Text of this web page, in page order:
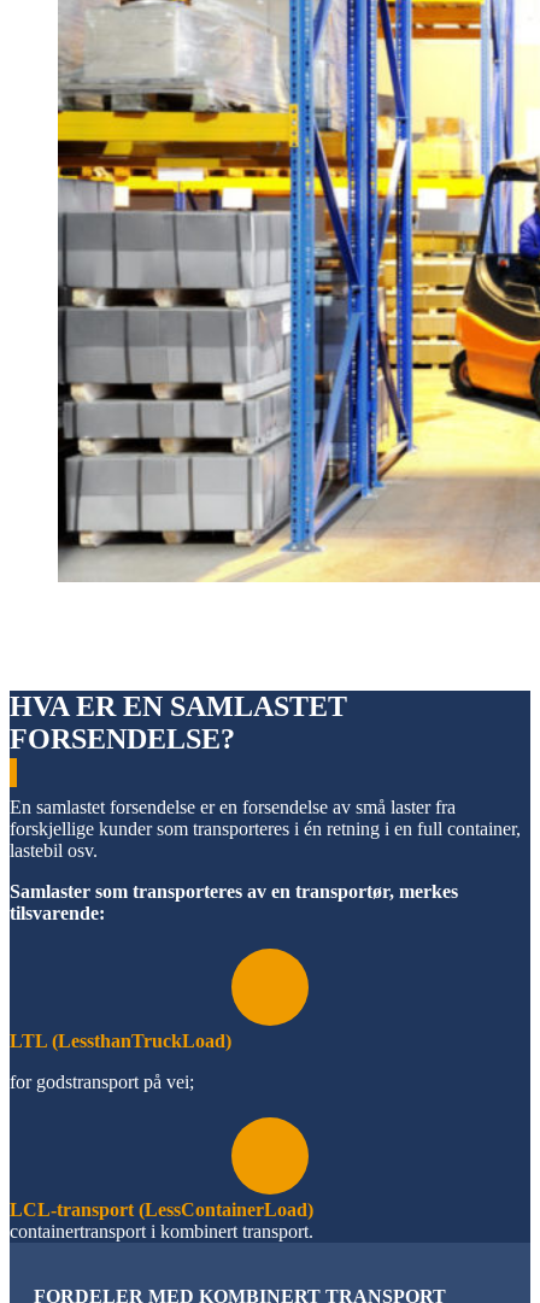
HVA ER EN SAMLASTET
FORSENDELSE?
En samlastet forsendelse er en forsendelse av små laster fra
forskjellige kunder som transporteres i én retning i en full container,
lastebil osv.
Samlaster som transporteres av en transportør, merkes
tilsvarende:
LTL (LessthanTruckLoad)
for godstransport på vei;
LCL-transport (LessContainerLoad)
containertransport i kombinert transport.
FORDELER MED KOMBINERT TRANSPORT